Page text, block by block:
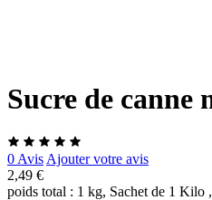
Sucre de canne
0 Avis Ajouter votre avis
2,49 €
poids total : 1 kg, Sachet de 1 Kilo